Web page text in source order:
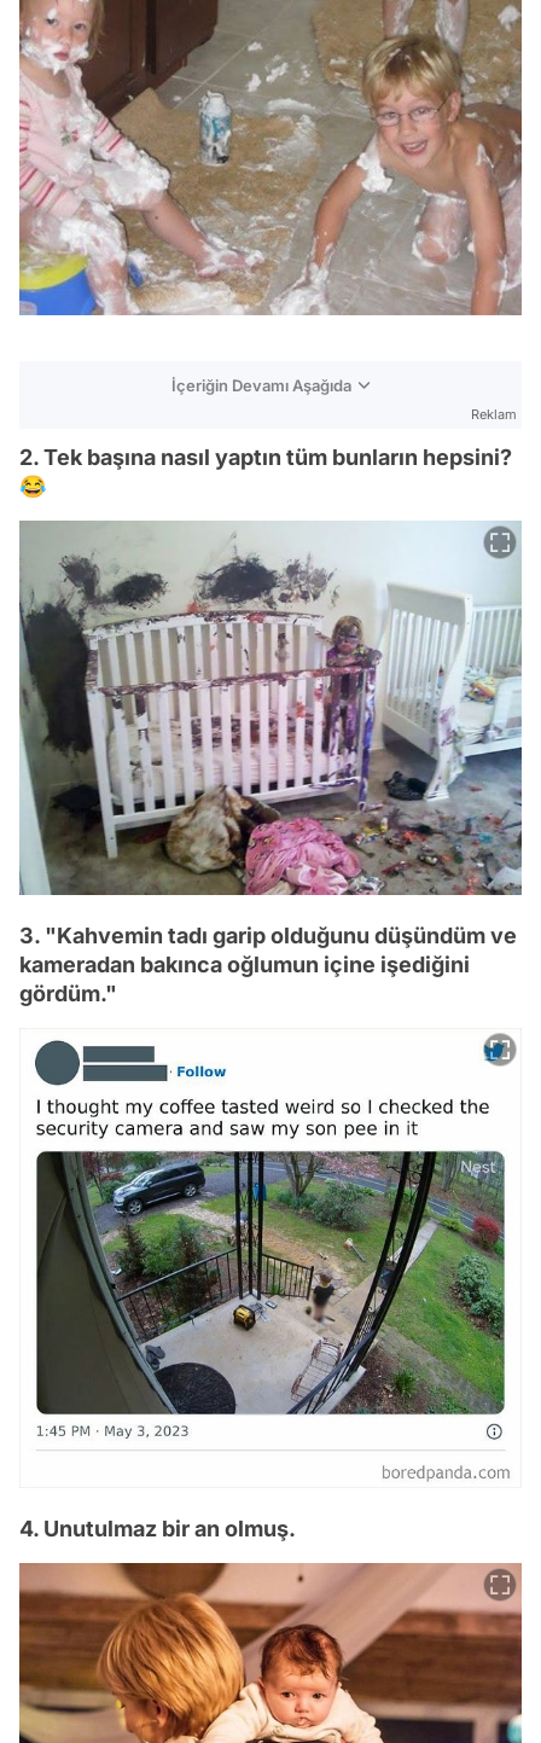
İçeriğin Devamı Aşağıda
Reklam
2. Tek başına nasıl yaptın tüm bunların hepsini?
😂
3. "Kahvemin tadı garip olduğunu düşündüm ve
kameradan bakınca oğlumun içine işediğini
gördüm."
4. Unutulmaz bir an olmuş.